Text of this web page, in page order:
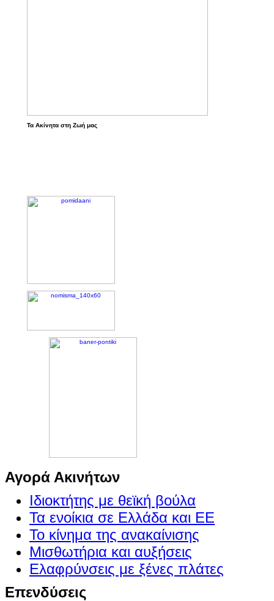
Τα Ακίνητα στη Ζωή μας
Αγορά Ακινήτων
Ιδιοκτήτης με θεϊκή βούλα
Τα ενοίκια σε Ελλάδα και ΕΕ
Το κίνημα της ανακαίνισης
Μισθωτήρια και αυξήσεις
Ελαφρύνσεις με ξένες πλάτες
Επενδύσεις